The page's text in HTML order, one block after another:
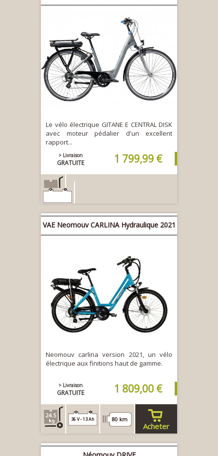
Le vélo électrique GITANE E CENTRAL DISK
avec moteur pédalier d'un excellent
rapport...
> Livraison
GRATUITE 1 799,99 €
80 km
VAE Neomouv CARLINA Hydraulique 2021
Neomouv carlina version 2021, un vélo
électrique aux finitions haut de gamme.
> Livraison
GRATUITE 1 809,00 €
24.5
36 V - 13 Ah 80 km
Acheter